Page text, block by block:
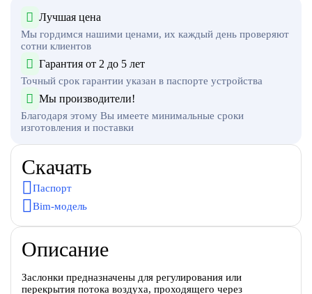
Лучшая цена
Мы гордимся нашими ценами, их каждый день проверяют
сотни клиентов
Гарантия от 2 до 5 лет
Точный срок гарантии указан в паспорте устройства
Мы производители!
Благодаря этому Вы имеете минимальные сроки
изготовления и поставки
Скачать
Паспорт
Bim-модель
Описание
Заслонки предназначены для регулирования или
перекрытия потока воздуха, проходящего через